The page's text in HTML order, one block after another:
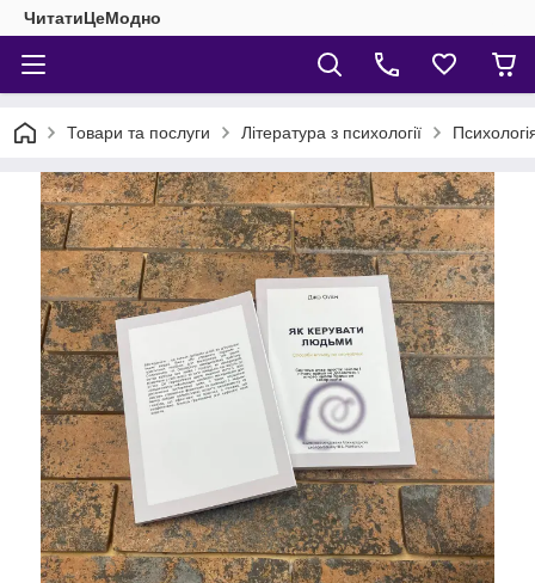
ЧитатиЦеМодно
Товари та послуги Література з психології